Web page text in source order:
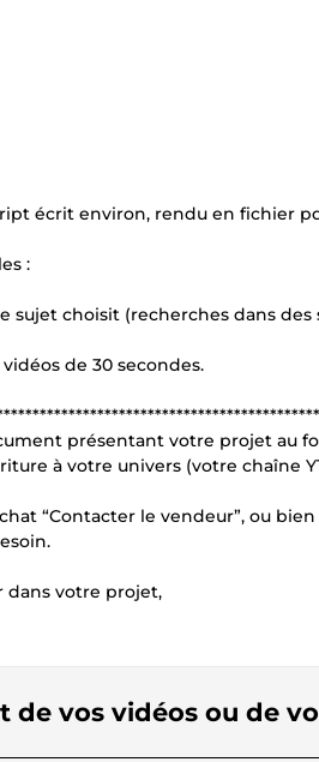
écrit environ, rendu en fichier
:
sujet choisit (recherches dans
de 30 secondes.
présentant votre projet au
à votre univers (votre chaîne
“Contacter le vendeur”, ou
dans votre projet,
de vos vidéos ou de